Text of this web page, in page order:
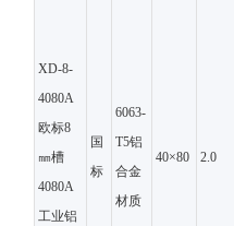
XD-8-
4080A
欧标8
㎜槽
4080A
工业铝
国
标
6063-
T5铝
合金
材质
40×80 2.0